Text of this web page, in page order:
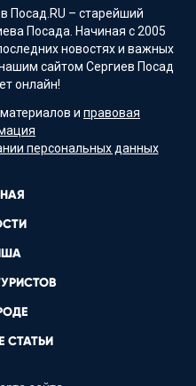
Посад.RU – старейший
Посада. Начиная с 2005
новостях и важных
сайтом Сергиев Посад
онлайн!
и правовая
персональных данных
СТАТЬИ